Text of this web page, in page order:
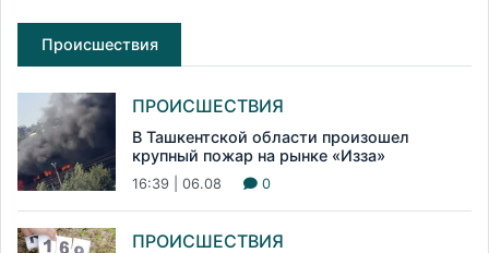
Происшествия
ПРОИСШЕСТВИЯ
В Ташкентской области произошел
крупный пожар на рынке «Изза»
16:39 | 06.08 0
ПРОИСШЕСТВИЯ